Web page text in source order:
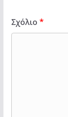
Σχόλιο *